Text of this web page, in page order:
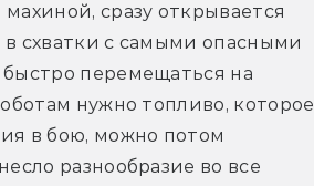
сразу открывается
схватки с самыми опасными
перемещаться на
нужно топливо, которое
в бою, можно потом
разнообразие во все